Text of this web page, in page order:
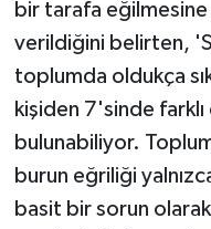
bir tarafa
verildiğini belirten,
toplumda oldukça
kişiden 7'sinde
bulunabiliyor.
burun eğriliği
basit bir sorun
İş Dünyası
Jandarma
Kadın
KÜLTÜR SANAT